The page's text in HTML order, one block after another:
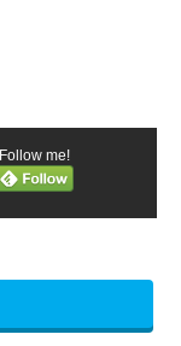
Follow me!